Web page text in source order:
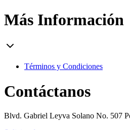
Más Información
Términos y Condiciones
Contáctanos
Blvd. Gabriel Leyva Solano No. 507